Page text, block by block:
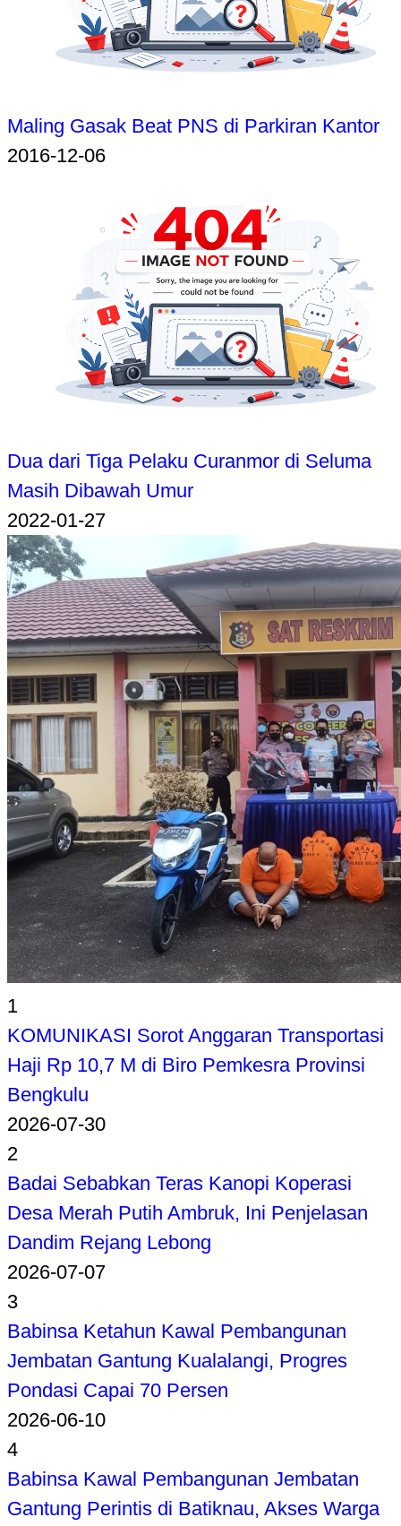
Maling Gasak Beat PNS di Parkiran Kantor
2016-12-06
Dua dari Tiga Pelaku Curanmor di Seluma
Masih Dibawah Umur
2022-01-27
1
KOMUNIKASI Sorot Anggaran Transportasi
Haji Rp 10,7 M di Biro Pemkesra Provinsi
Bengkulu
2026-07-30
2
Badai Sebabkan Teras Kanopi Koperasi
Desa Merah Putih Ambruk, Ini Penjelasan
Dandim Rejang Lebong
2026-07-07
3
Babinsa Ketahun Kawal Pembangunan
Jembatan Gantung Kualalangi, Progres
Pondasi Capai 70 Persen
2026-06-10
4
Babinsa Kawal Pembangunan Jembatan
Gantung Perintis di Batiknau, Akses Warga